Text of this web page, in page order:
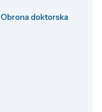
Obrona doktorska